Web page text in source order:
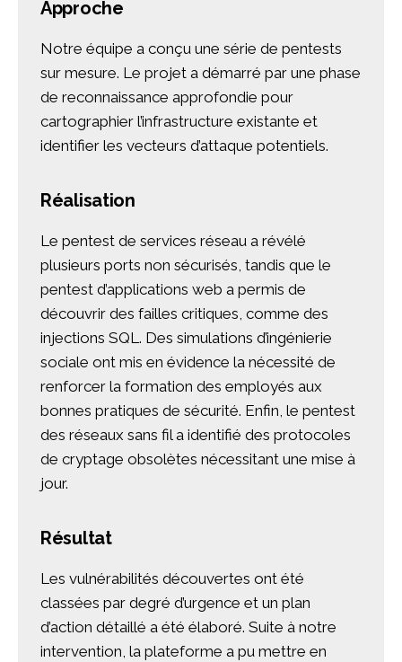
Approche
Notre équipe a conçu une série de pentests
sur mesure. Le projet a démarré par une phase
de reconnaissance approfondie pour
cartographier l’infrastructure existante et
identifier les vecteurs d’attaque potentiels.
Réalisation
Le pentest de services réseau a révélé
plusieurs ports non sécurisés, tandis que le
pentest d’applications web a permis de
découvrir des failles critiques, comme des
injections SQL. Des simulations d’ingénierie
sociale ont mis en évidence la nécessité de
renforcer la formation des employés aux
bonnes pratiques de sécurité. Enfin, le pentest
des réseaux sans fil a identifié des protocoles
de cryptage obsolètes nécessitant une mise à
jour.
Résultat
Les vulnérabilités découvertes ont été
classées par degré d’urgence et un plan
d’action détaillé a été élaboré. Suite à notre
intervention, la plateforme a pu mettre en